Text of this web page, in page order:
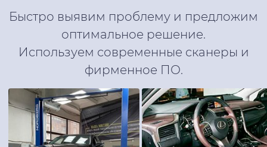
Быстро выявим проблему и предложим
оптимальное решение.
Используем современные сканеры и
фирменное ПО.